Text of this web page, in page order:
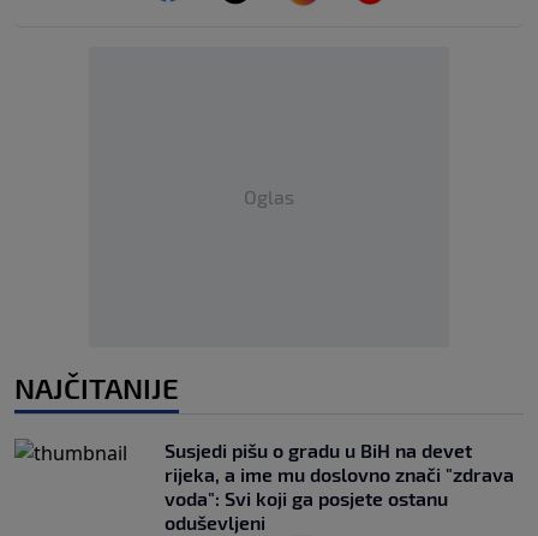
Oglas
NAJČITANIJE
Susjedi pišu o gradu u BiH na devet
rijeka, a ime mu doslovno znači "zdrava
voda": Svi koji ga posjete ostanu
oduševljeni